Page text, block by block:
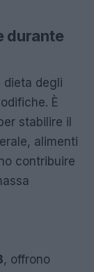
durante
dieta degli
È
stabilire il
alimenti
contribuire
, offrono